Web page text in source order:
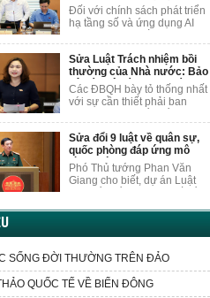
vướng mắc pháp lý cho
người dân.
khi sử dụng AI để sáng tạo
nội dung
Đối với chính sách phát triển
hạ tầng số và ứng dụng AI
Vương Quốc Thắng cho rằng
cần nghiên cứu, bổ sung các
quy định cụ thể hơn về việc
bảo vệ quyền trong môi
trường AI.
Sửa Luật Trách nhiệm bồi
thường của Nhà nước: Bảo
vệ cán bộ dám nghĩ, dám
làm vì lợi ích chung
Các ĐBQH bày tỏ thống nhất
với sự cần thiết phải ban
một số điều của Luật Trách
nhiệm bồi thường của Nhà
nước.
Sửa đổi 9 luật về quân sự,
quốc phòng đáp ứng mô
hình chính quyền 2 cấp
Phó Thủ tướng Phan Văn
Giang cho biết, dự án Luật
đề cấp bách phát sinh trong
SỐNG ĐỜI THƯỜNG TRÊN ĐẢO
QUỐC TẾ VỀ BIỂN ĐÔNG